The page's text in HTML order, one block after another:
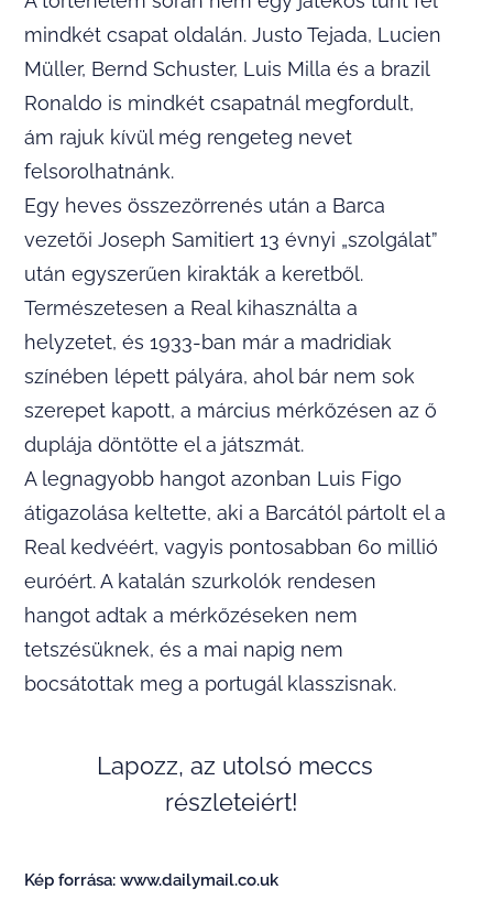
mindkét csapat oldalán. Justo Tejada, Lucien
Müller, Bernd Schuster, Luis Milla és a brazil
Ronaldo is mindkét csapatnál megfordult,
ám rajuk kívül még rengeteg nevet
felsorolhatnánk.
Egy heves összezörrenés után a Barca
vezetői Joseph Samitiert 13 évnyi „szolgálat”
után egyszerűen kirakták a keretből.
Természetesen a Real kihasználta a
helyzetet, és 1933-ban már a madridiak
színében lépett pályára, ahol bár nem sok
szerepet kapott, a március mérkőzésen az ő
duplája döntötte el a játszmát.
A legnagyobb hangot azonban Luis Figo
átigazolása keltette, aki a Barcától pártolt el a
Real kedvéért, vagyis pontosabban 60 millió
euróért. A katalán szurkolók rendesen
hangot adtak a mérkőzéseken nem
tetszésüknek, és a mai napig nem
bocsátottak meg a portugál klasszisnak.
Lapozz, az utolsó meccs
részleteiért!
Kép forrása: www.dailymail.co.uk